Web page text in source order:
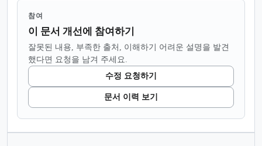
참여
이 문서 개선에 참여하기
잘못된 내용, 부족한 출처, 이해하기 어려운 설명을 발견
했다면 요청을 남겨 주세요.
수정 요청하기
문서 이력 보기